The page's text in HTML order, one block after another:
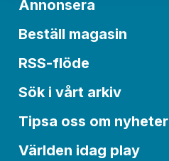
Annonsera
Beställ magasin
RSS-flöde
Sök i vårt arkiv
Tipsa oss om nyheter
Världen idag play